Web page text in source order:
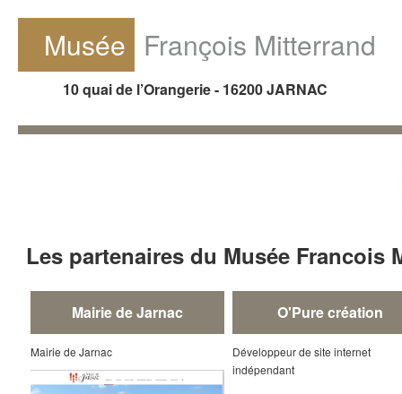
Musée François Mitterrand
10 quai de l’Orangerie - 16200 JARNAC
Les partenaires du Musée Francois
Mairie de Jarnac
Mairie de Jarnac
O'Pure création
Développeur de site internet
indépendant